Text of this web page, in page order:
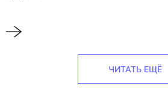
ЧИТАТЬ ЕЩЁ